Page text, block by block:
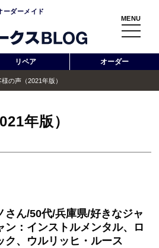
ーダーメイド
MENU
toggle
リペア オーダー
様の声（2021年版）
年版）
さん/50代/兵庫県/好きなジャ
ン：インストルメンタル、ロ
ク、ウルリッヒ・ルース